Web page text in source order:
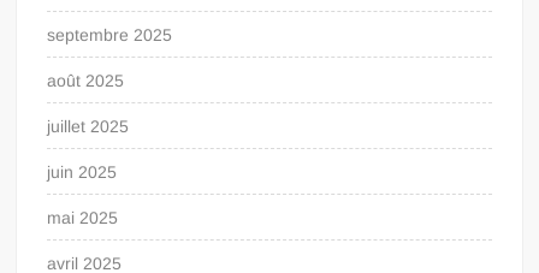
septembre 2025
août 2025
juillet 2025
juin 2025
mai 2025
avril 2025